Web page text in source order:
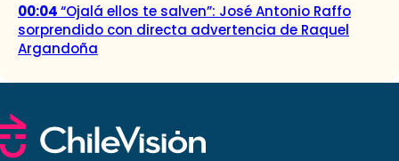
00:04“Ojalá ellos te salven”: José Antonio Raffo
sorprendido con directa advertencia de Raquel
Argandoña